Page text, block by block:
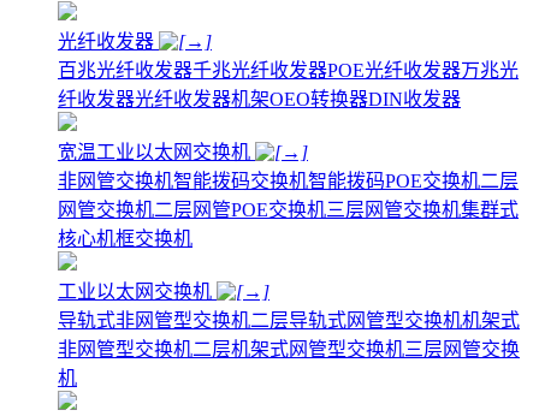
光纤收发器
百兆光纤收发器千兆光纤收发器POE光纤收发器万兆光
纤收发器光纤收发器机架OEO转换器DIN收发器
宽温工业以太网交换机
非网管交换机智能拨码交换机智能拨码POE交换机二层
网管交换机二层网管POE交换机三层网管交换机集群式
核心机框交换机
工业以太网交换机
导轨式非网管型交换机二层导轨式网管型交换机机架式
非网管型交换机二层机架式网管型交换机三层网管交换
机